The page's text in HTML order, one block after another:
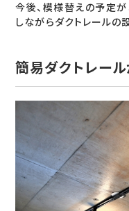
今後、模様替えの予定
しながらダクトレールの
簡易ダクトレー